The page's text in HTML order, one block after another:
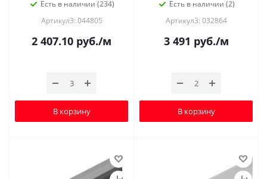
Есть в наличии (234)
Артикул3: 044805
2 407.10 руб./м
В корзину
Есть в наличии (2)
Артикул3: 032864
3 491 руб./м
В корзину